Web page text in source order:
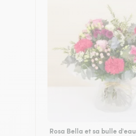
Rosa Bella et sa bulle d'eau